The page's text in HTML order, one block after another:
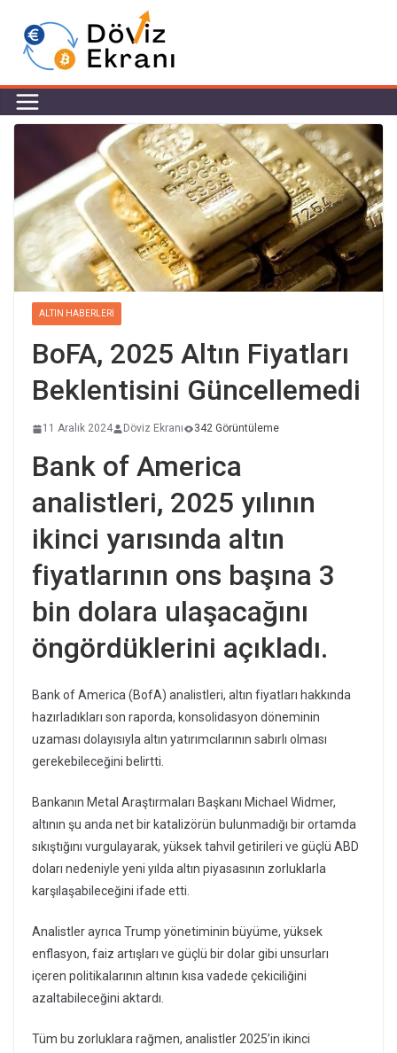
ALTIN HABERLERI
BoFA, 2025 Altın Fiyatları
Beklentisini Güncellemedi
11 Aralık 2024 Döviz Ekranı 342 Görüntüleme
Bank of America
analistleri, 2025 yılının
ikinci yarısında altın
fiyatlarının ons başına 3
bin dolara ulaşacağını
öngördüklerini açıkladı.
Bank of America (BofA) analistleri, altın fiyatları hakkında
hazırladıkları son raporda, konsolidasyon döneminin
uzaması dolayısıyla altın yatırımcılarının sabırlı olması
gerekebileceğini belirtti.
Bankanın Metal Araştırmaları Başkanı Michael Widmer,
altının şu anda net bir katalizörün bulunmadığı bir ortamda
sıkıştığını vurgulayarak, yüksek tahvil getirileri ve güçlü ABD
doları nedeniyle yeni yılda altın piyasasının zorluklarla
karşılaşabileceğini ifade etti.
Analistler ayrıca Trump yönetiminin büyüme, yüksek
enflasyon, faiz artışları ve güçlü bir dolar gibi unsurları
içeren politikalarının altının kısa vadede çekiciliğini
azaltabileceğini aktardı.
Tüm bu zorluklara rağmen, analistler 2025’in ikinci